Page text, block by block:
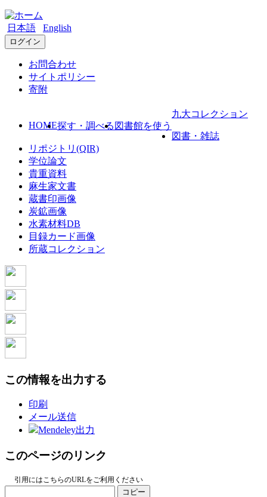
日本語 English
ログイン
お問合わせ
サイトポリシー
寄附
HOME探す・調べる 図書館を使う
九大コレクション
図書・雑誌
リポジトリ(QIR)
学位論文
貴重資料
麻生家文書
蔵書印画像
炭鉱画像
水素材料DB
目録カード画像
所蔵コレクション
この情報を出力する
印刷
メール送信
Mendeley出力
このページのリンク
引用にはこちらのURLをご利用ください
コピー